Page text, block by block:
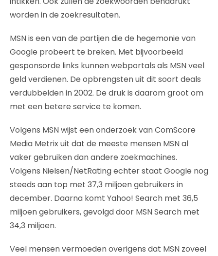
worden in de zoekresultaten.
MSN is een van de partijen die de hegemonie van
Google probeert te breken. Met bijvoorbeeld
gesponsorde links kunnen webportals als MSN veel
geld verdienen. De opbrengsten uit dit soort deals
verdubbelden in 2002. De druk is daarom groot om
met een betere service te komen.
Volgens MSN wijst een onderzoek van ComScore
Media Metrix uit dat de meeste mensen MSN al
vaker gebruiken dan andere zoekmachines.
Volgens Nielsen/NetRating echter staat Google nog
steeds aan top met 37,3 miljoen gebruikers in
december. Daarna komt Yahoo! Search met 36,5
miljoen gebruikers, gevolgd door MSN Search met
34,3 miljoen.
Veel mensen vermoeden overigens dat MSN zoveel